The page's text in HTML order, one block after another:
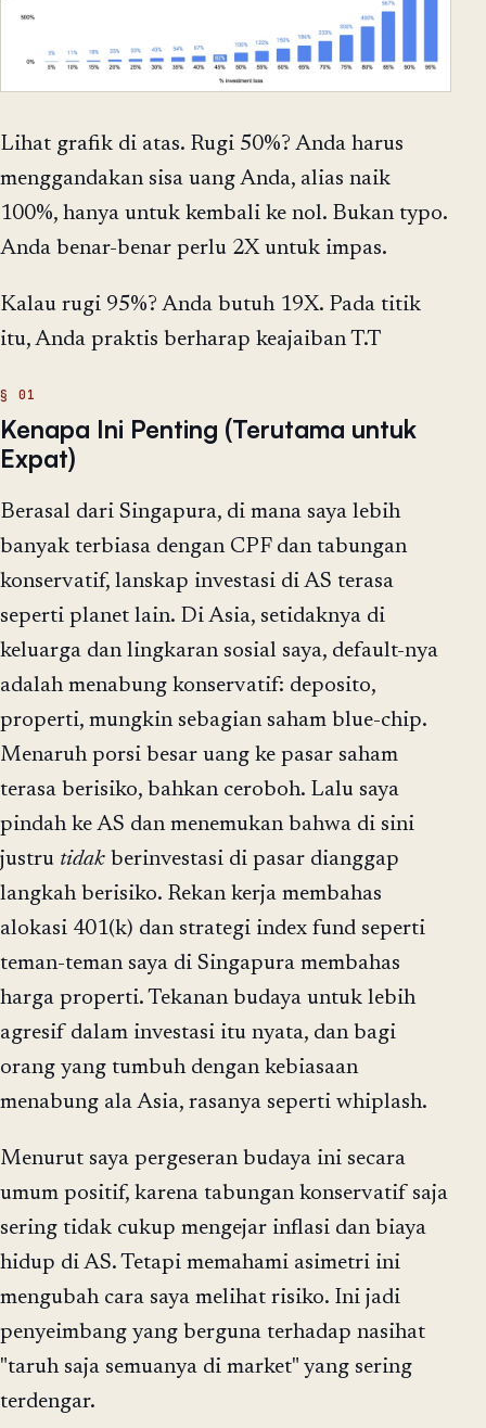
Lihat grafik di atas. Rugi 50%? Anda harus
menggandakan sisa uang Anda, alias naik
100%, hanya untuk kembali ke nol. Bukan typo.
Anda benar-benar perlu 2X untuk impas.
Kalau rugi 95%? Anda butuh 19X. Pada titik
itu, Anda praktis berharap keajaiban T.T
Kenapa Ini Penting (Terutama untuk
Expat)
Berasal dari Singapura, di mana saya lebih
banyak terbiasa dengan CPF dan tabungan
konservatif, lanskap investasi di AS terasa
seperti planet lain. Di Asia, setidaknya di
keluarga dan lingkaran sosial saya, default-nya
adalah menabung konservatif: deposito,
properti, mungkin sebagian saham blue-chip.
Menaruh porsi besar uang ke pasar saham
terasa berisiko, bahkan ceroboh. Lalu saya
pindah ke AS dan menemukan bahwa di sini
justru tidak berinvestasi di pasar dianggap
langkah berisiko. Rekan kerja membahas
alokasi 401(k) dan strategi index fund seperti
teman-teman saya di Singapura membahas
harga properti. Tekanan budaya untuk lebih
agresif dalam investasi itu nyata, dan bagi
orang yang tumbuh dengan kebiasaan
menabung ala Asia, rasanya seperti whiplash.
Menurut saya pergeseran budaya ini secara
umum positif, karena tabungan konservatif saja
sering tidak cukup mengejar inflasi dan biaya
hidup di AS. Tetapi memahami asimetri ini
mengubah cara saya melihat risiko. Ini jadi
penyeimbang yang berguna terhadap nasihat
"taruh saja semuanya di market" yang sering
terdengar.